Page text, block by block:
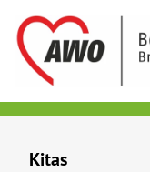
Kitas